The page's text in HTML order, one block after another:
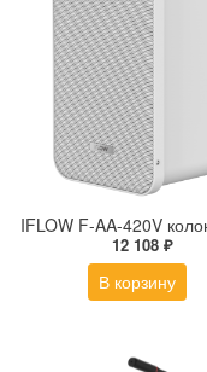
12 108 ₽
В корзину